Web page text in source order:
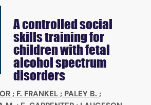
A controlled social
skills training for
children with fetal
alcohol spectrum
disorders
; F. FRANKEL ; PALEY B. ;